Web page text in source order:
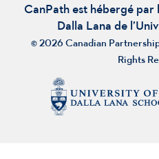
CanPath est hébergé par
Dalla Lana de
© 2026 Canadian
Rights